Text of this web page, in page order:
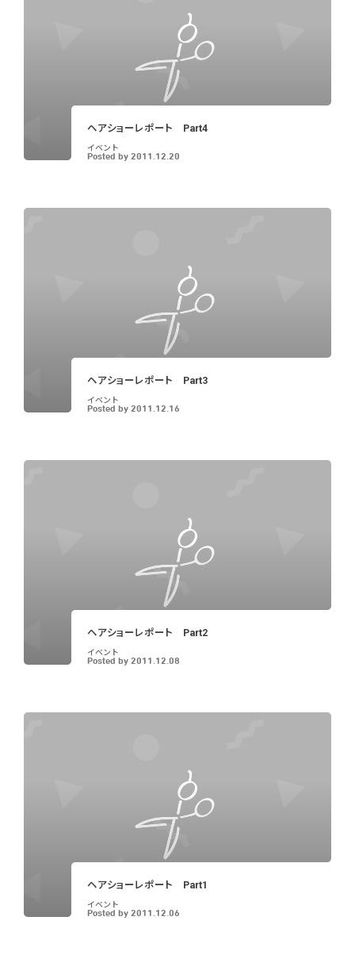
ヘアショーレポート Part4
Posted by 2011.12.20
イベント
ヘアショーレポート Part3
Posted by 2011.12.16
イベント
ヘアショーレポート Part2
Posted by 2011.12.08
イベント
ヘアショーレポート Part1
Posted by 2011.12.06
イベント